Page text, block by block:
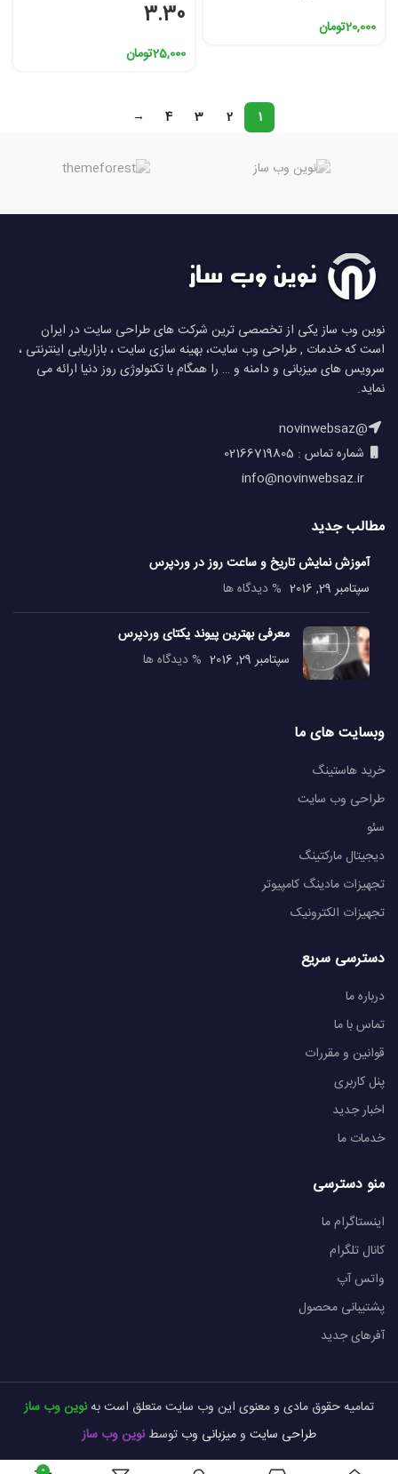
20,000تومان
3.30
25,000تومان
1
2
3
4
→
نوین وب ساز یکی از تخصصی ترین شرکت های طراحی سایت در ایران
است که خدمات , طراحی وب سایت، بهینه سازی سایت ، بازاریابی اینترنتی ،
سرویس های میزبانی و دامنه و … را همگام با تکنولوژی روز دنیا ارائه می
نماید.
@novinwebsaz
شماره تماس : 02166719805
مطالب جدید
آموزش نمایش تاریخ و ساعت روز در وردپرس
سپتامبر 29, 2016
% دیدگاه ها
معرفی بهترین پیوند یکتای وردپرس
سپتامبر 29, 2016
% دیدگاه ها
وبسایت های ما
خرید هاستینگ
طراحی وب سایت
سئو
دیجیتال مارکتینگ
تجهیزات مادینگ کامپیوتر
تجهیزات الکترونیک
دسترسی سریع
درباره ما
تماس با ما
قوانین و مقررات
پنل کاربری
اخبار جدید
خدمات ما
منو دسترسی
اینستاگرام ما
کانال تلگرام
واتس آپ
پشتیبانی محصول
آفرهای جدید
تمامیه حقوق مادی و معنوی این وب سایت متعلق است بهنوین وب ساز
طراحی سایت ومیزبانی وب توسطنوین وب ساز
0